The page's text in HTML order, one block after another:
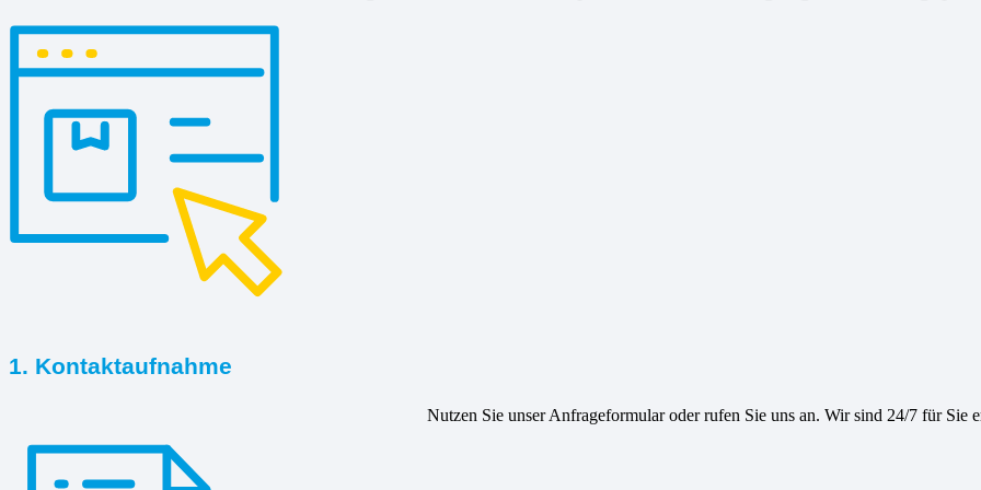
1. Kontaktaufnahme
Nutzen Sie unser Anfrageformular oder rufen Sie uns an. Wir sind 24/7 für Sie